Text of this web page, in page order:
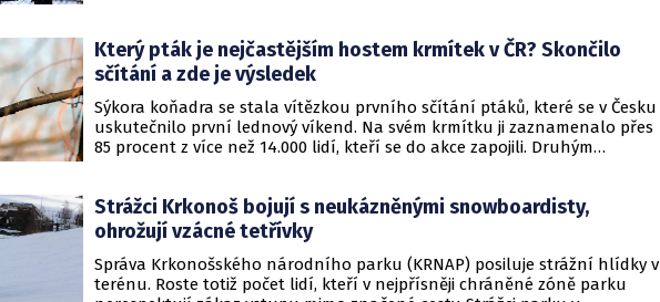
živočišné druhy a některé mohou i vyhynout. ČTK o tom dnes informovali
zástupci Univerzity Palackého v Olomouci.
Který pták je nejčastějším hostem krmítek v ČR? Skončilo
sčítání a zde je výsledek
Sýkora koňadra se stala vítězkou prvního sčítání ptáků, které se v Česku
uskutečnilo první lednový víkend. Na svém krmítku ji zaznamenalo přes
85 procent z více než 14.000 lidí, kteří se do akce zapojili. Druhým
informovala pořádající Česká společnost ornitologická (ČSO).
Strážci Krkonoš bojují s neukázněnými snowboardisty,
ohrožují vzácné tetřívky
Správa Krkonošského národního parku (KRNAP) posiluje strážní hlídky v
terénu. Roste totiž počet lidí, kteří v nejpřísněji chráněné zóně parku